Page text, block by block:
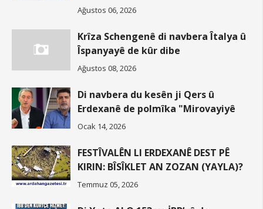
Ağustos 06, 2026
Krîza Schengenê di navbera Îtalya û
Îspanyayê de kûr dibe
Ağustos 08, 2026
Di navbera du kesên ji Qers û
Erdexanê de polmîka "Mirovayiyê
Ocak 14, 2026
FESTÎVALÊN LI ERDEXANÊ DEST PÊ
KIRIN: BÎSÎKLET AN ZOZAN (YAYLA)?
Temmuz 05, 2026